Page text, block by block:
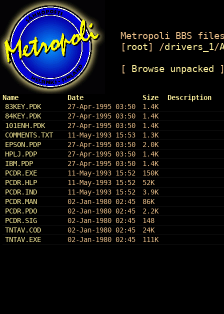
Metropoli BBS
[ root] /drivers_1/
[ Browse unpacked
Name Date Size
Description
83KEY.PDK
27-Apr-1995 03:50
1.4K
84KEY.PDK
27-Apr-1995 03:50
1.4K
101ENH.PDK
27-Apr-1995 03:50
1.4K
COMMENTS.TXT
11-May-1993 15:53
1.3K
EPSON.PDP
27-Apr-1995 03:50
2.0K
HPLJ.PDP
27-Apr-1995 03:50
1.4K
IBM.PDP
27-Apr-1995 03:50
1.4K
PCDR.EXE
11-May-1993 15:52
150K
PCDR.HLP
11-May-1993 15:52
52K
PCDR.IND
11-May-1993 15:52
3.9K
PCDR.MAN
02-Jan-1980 02:45
86K
PCDR.PDO
02-Jan-1980 02:45
2.2K
PCDR.SIG
02-Jan-1980 02:45
148
TNTAV.COD
02-Jan-1980 02:45
24K
TNTAV.EXE
02-Jan-1980 02:45 111K